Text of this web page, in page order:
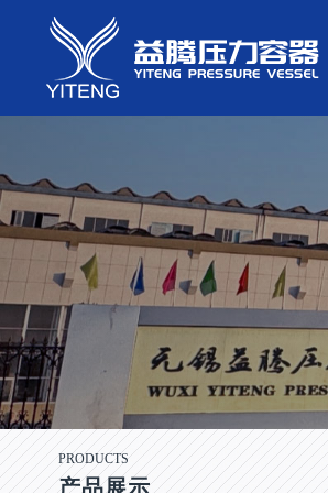
PRODUCTS
产品展示